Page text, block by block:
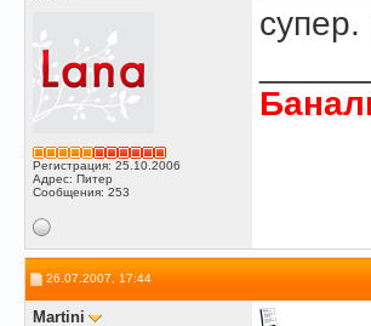
Регистрация: 25.10.2006
Адрес: Питер
Сообщения: 253
супер.
26.07.2007, 17:44
Martini